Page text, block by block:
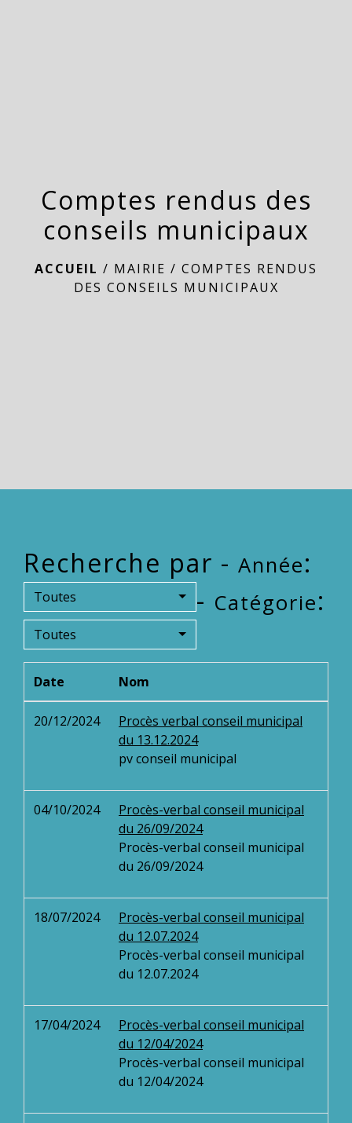
Comptes rendus des
conseils municipaux
ACCUEIL / MAIRIE / COMPTES RENDUS
DES CONSEILS MUNICIPAUX
Recherche par - Année:
Toutes - Catégorie:
Toutes
Date Nom
20/12/2024
Procès verbal conseil municipal
du 13.12.2024
pv conseil municipal
04/10/2024
Procès-verbal conseil municipal
du 26/09/2024
Procès-verbal conseil municipal
du 26/09/2024
18/07/2024
Procès-verbal conseil municipal
du 12.07.2024
Procès-verbal conseil municipal
du 12.07.2024
17/04/2024
Procès-verbal conseil municipal
du 12/04/2024
Procès-verbal conseil municipal
du 12/04/2024